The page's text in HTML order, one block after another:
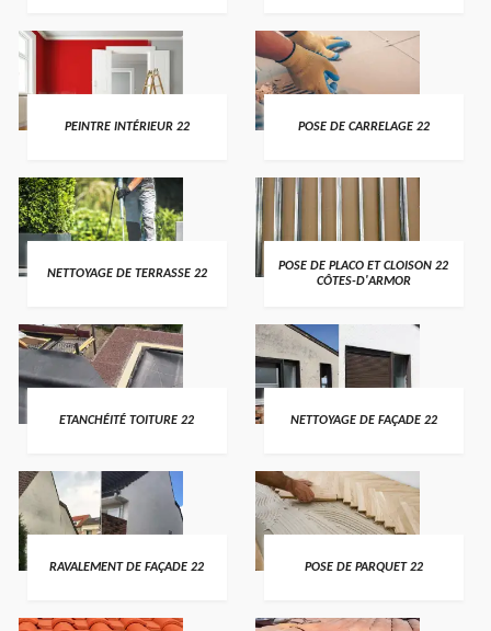
PEINTRE INTÉRIEUR 22 POSE DE CARRELAGE 22
NETTOYAGE DE TERRASSE 22
POSE DE PLACO ET CLOISON 22
CÔTES-D'ARMOR
ETANCHÉITÉ TOITURE 22 NETTOYAGE DE FAÇADE 22
RAVALEMENT DE FAÇADE 22 POSE DE PARQUET 22